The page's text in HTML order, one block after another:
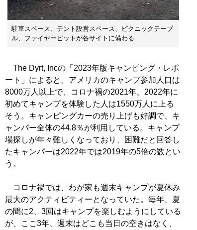
駐車スペース、テント設営スペース、ピクニックテーブ
ル、ファイヤーピットが各サイトに備わる
The Dyrt, Incの「2023年版キャンピング・レポ
ート」によると、アメリカのキャンプ参加人口は
8000万人以上で、コロナ禍の2021年、2022年に
初めてキャンプを体験した人は1550万人に上る
そう。キャンピングカーの売り上げも好調で、キ
ャンパー全体の44.8％が利用している。キャンプ
場探しが年々難しくなっており、困難だと回答し
たキャンパーは2022年では2019年の5倍の数とい
う。
コロナ禍では、わが家も週末キャンプが夏休み
最大のアクティビティーとなっていた。毎年、夏
の間に2、3回はキャンプを楽しむようにしている
が、ここ3年、週末はどこも当日の空きはなく、